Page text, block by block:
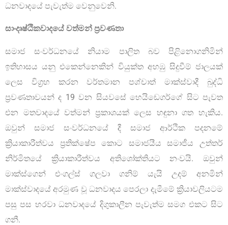
ධනවාදයේ පැවැත්ම වෙනුවෙනි.
සාංදෘෂ්ඨිකවාදයේ වත්මන් ප්‍රවණතා
සමාජ සංවර්ධනයේ නියාම පාලිත බව පිළිනොගනිමින්
ඉතිහාසය යනු එකෙන්නෙකින් වියුක්ත අහඹු සිදුවීම් ජාලයක්
ලෙස විග්‍රහ කරන වර්තමාන පශ්චාත් මාක්ස්වාදී බුද්ධි
ප්‍රවණතාවයන් ද 19 වන සියවසේ හෙයිඩෙගර්ගේ සිට පැවත
එන මතවාදයේ වත්මන් ප්‍රකාශයක් ලෙස හඳුනා ගත හැකිය.
ඔවුන් සමාජ සංවර්ධනයේ දී සමාජ ආර්ථික පදනමේ
ක්‍රියාකාරීත්වය ප්‍රතික්ෂේප කොට සමාජයීය සමාජීය උත්තර්
නිර්මිතයේ ක්‍රියාකාරීත්වය අතිශෝක්තියට නංවයි. ඔවුන්
මාක්ස්ගෙන් එංගල්ස් ගලවා ගනිම් යැයි උදම් අනමින්
මාක්ස්වාදයේ අරමුණ වූ ධනවාදය පෙරලා දැමීමේ ක්‍රියාවලියටම
පසු පස හරවා ධනවාදයේ දිගුකාලීන පැවැත්ම සමග එකට සිට
ගනී.